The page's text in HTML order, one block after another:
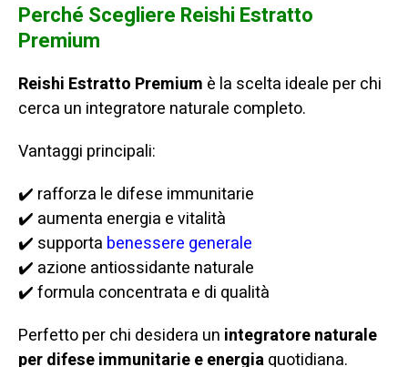
Perché Scegliere Reishi Estratto
Premium
Reishi Estratto Premium è la scelta ideale per chi
cerca un integratore naturale completo.
Vantaggi principali:
✔️ rafforza le difese immunitarie
✔️ aumenta energia e vitalità
✔️ supporta benessere generale
✔️ azione antiossidante naturale
✔️ formula concentrata e di qualità
Perfetto per chi desidera un integratore naturale
per difese immunitarie e energiaquotidiana.